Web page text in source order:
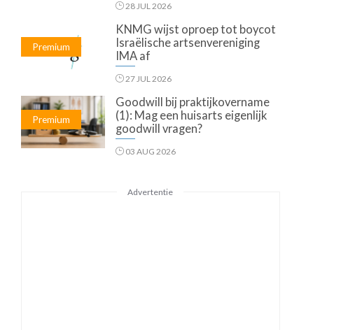
28 JUL 2026
Premium
KNMG wijst oproep tot boycot
Israëlische artsenvereniging
IMA af
27 JUL 2026
Premium
Goodwill bij praktijkovername
(1): Mag een huisarts eigenlijk
goodwill vragen?
03 AUG 2026
Advertentie